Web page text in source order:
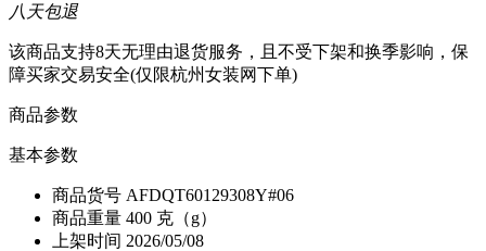
八天包退
该商品支持8天无理由退货服务，且不受下架和换季影响，保
障买家交易安全(仅限杭州女装网下单)
商品参数
基本参数
商品货号 AFDQT60129308Y#06
商品重量 400 克（g）
上架时间 2026/05/08